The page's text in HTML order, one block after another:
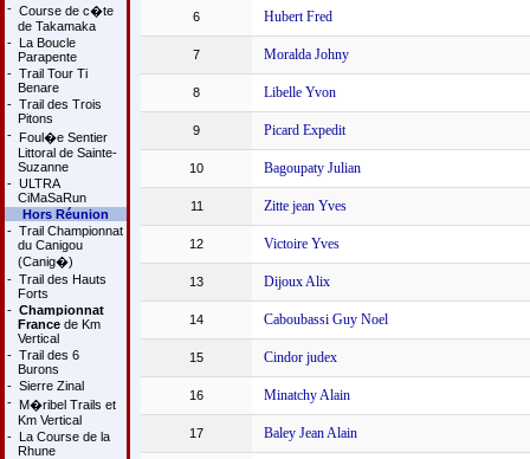
- Course de c�te
de Takamaka
- La Boucle
Parapente
- Trail Tour Ti
Benare
- Trail des Trois
Pitons
- Foul�e Sentier
Littoral de Sainte-
Suzanne
- ULTRA
CiMaSaRun
Hors Réunion
- Trail Championnat
du Canigou
(Canig�)
- Trail des Hauts
Forts
- Championnat
Francede Km
Vertical
- Trail des 6
Burons
- Sierre Zinal
- M�ribel Trails et
Km Vertical
- La Course de la
Rhune
6 Hubert Fred
7 Moralda Johny
8 Libelle Yvon
9 Picard Expedit
10 Bagoupaty Julian
11 Zitte jean Yves
12 Victoire Yves
13 Dijoux Alix
14 Caboubassi Guy Noel
15 Cindor judex
16 Minatchy Alain
17 Baley Jean Alain